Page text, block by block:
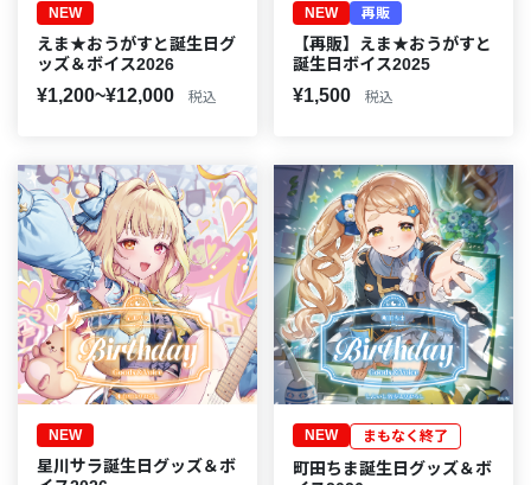
NEW
えま★おうがすと誕生日グ
ッズ＆ボイス2026
¥1,200~¥12,000 税込
NEW 再販
【再販】えま★おうがすと
誕生日ボイス2025
¥1,500 税込
NEW
星川サラ誕生日グッズ＆ボ
NEW まもなく終了
町田ちま誕生日グッズ＆ボ